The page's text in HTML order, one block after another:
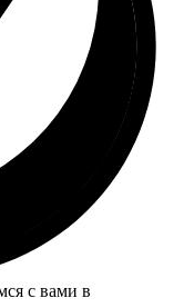
с вами в